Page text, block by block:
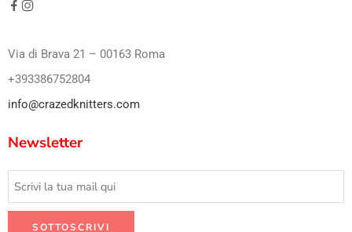
Via di Brava 21 – 00163 Roma
+393386752804
info@crazedknitters.com
Newsletter